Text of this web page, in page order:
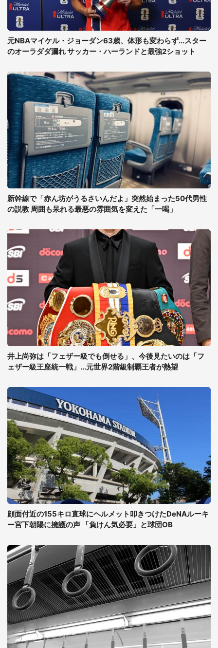
元NBAマイケル・ジョーダン63歳、体形も変わらず...スター
のオーラダダ漏れ サッカー・ハーランドと最強2ショット
新幹線で「赤ん坊がうるさいんだよ」突然始まった50代男性
の説教 周囲も呆れる最悪の雰囲気を変えた「一喝」
井上尚弥は「フェザー級でも倒せる」、今後見たいのは「フ
ェザー級王座統一戦」...元世界2階級制覇王者が熱望
顔面付近の155キロ直球にヘルメット叩きつけたDeNAルーキ
ー宮下朝陽に擁護の声 「負けん気必要」と球団OB